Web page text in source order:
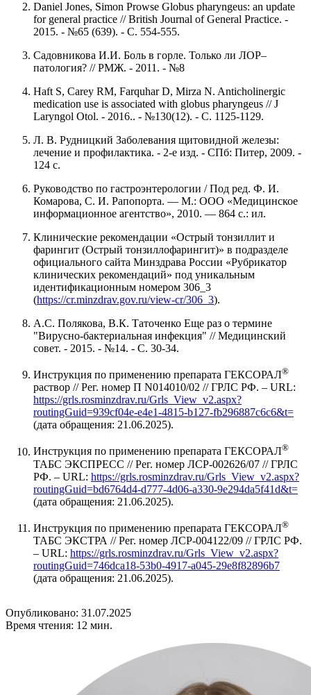
Daniel Jones, Simon Prowse Globus pharyngeus: an update
for general practice // British Journal of General Practice. -
2015. - №65 (639). - С. 554-555.
Садовникова И.И. Боль в горле. Только ли ЛОР–
патология? // РМЖ. - 2011. - №8
Haft S, Carey RM, Farquhar D, Mirza N. Anticholinergic
medication use is associated with globus pharyngeus // J
Laryngol Otol. - 2016.. - №130(12). - С. 1125-1129.
Л. В. Рудницкий Заболевания щитовидной железы:
лечение и профилактика. - 2-е изд. - СПб: Питер, 2009. -
124 с.
Руководство по гастроэнтерологии / Под ред. Ф. И.
Комарова, С. И. Рапопорта. — М.: ООО «Медицинское
информационное агентство», 2010. — 864 с.: ил.
Клинические рекомендации «Острый тонзиллит и
фарингит (Острый тонзиллофарингит)» в подразделе
официального сайта Минздрава России «Рубрикатор
клинических рекомендаций» под уникальным
идентификационным номером 306_3
(https://cr.minzdrav.gov.ru/view-cr/306_3).
А.С. Полякова, В.К. Таточенко Еще раз о термине
"Вирусно-бактериальная инфекция" // Медицинский
совет. - 2015. - №14. - С. 30-34.
Инструкция по применению препарата ГЕКСОРАЛ®
раствор // Рег. номер П N014010/02 // ГРЛС РФ. – URL:
https://grls.rosminzdrav.ru/Grls_View_v2.aspx?
routingGuid=939cf04e-e4e1-4815-b127-fb296887c6c6&t=
(дата обращения: 21.06.2025).
Инструкция по применению препарата ГЕКСОРАЛ®
ТАБС ЭКСПРЕСС // Рег. номер ЛСР-002626/07 // ГРЛС
РФ. – URL: https://grls.rosminzdrav.ru/Grls_View_v2.aspx?
routingGuid=bd6764d4-d777-4d06-a330-9e294da5f41d&t=
(дата обращения: 21.06.2025).
Инструкция по применению препарата ГЕКСОРАЛ®
ТАБС ЭКСТРА // Рег. номер ЛСР-004122/09 // ГРЛС РФ.
– URL: https://grls.rosminzdrav.ru/Grls_View_v2.aspx?
routingGuid=746dca18-53b0-4917-a045-29e8f82896b7
(дата обращения: 21.06.2025).
Опубликовано: 31.07.2025
Время чтения: 12 мин.